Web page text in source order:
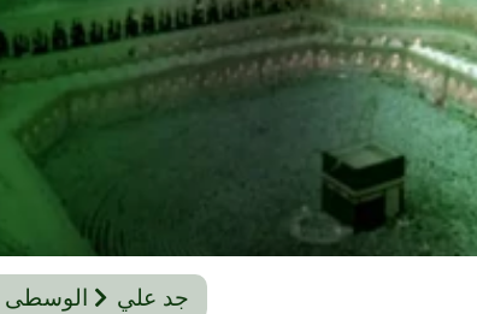
الوسطى جد علي